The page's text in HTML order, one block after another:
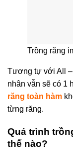
Trồng răng
Tương tự với All –
nhân vẫn sẽ có 1
răng toàn hàm
từng răng.
Quá trình
thế nào?